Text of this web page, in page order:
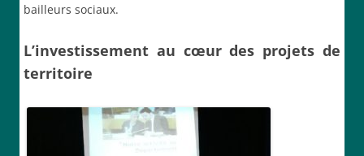
bailleurs sociaux.
L’investissement au cœur des projets de
territoire